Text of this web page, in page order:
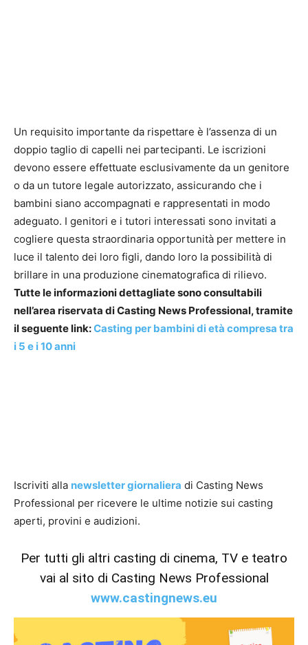
Un requisito importante da rispettare è l’assenza di un
doppio taglio di capelli nei partecipanti. Le iscrizioni
devono essere effettuate esclusivamente da un genitore
o da un tutore legale autorizzato, assicurando che i
bambini siano accompagnati e rappresentati in modo
adeguato. I genitori e i tutori interessati sono invitati a
cogliere questa straordinaria opportunità per mettere in
luce il talento dei loro figli, dando loro la possibilità di
brillare in una produzione cinematografica di rilievo.
Tutte le informazioni dettagliate sono consultabili
nell’area riservata di Casting News Professional, tramite
il seguente link:Casting per bambini di età compresa tra
i 5 e i 10 anni
Iscriviti alla newsletter giornaliera di Casting News
Professional per ricevere le ultime notizie sui casting
aperti, provini e audizioni.
Per tutti gli altri casting di cinema, TV e teatro
vai al sito di Casting News Professional
www.castingnews.eu